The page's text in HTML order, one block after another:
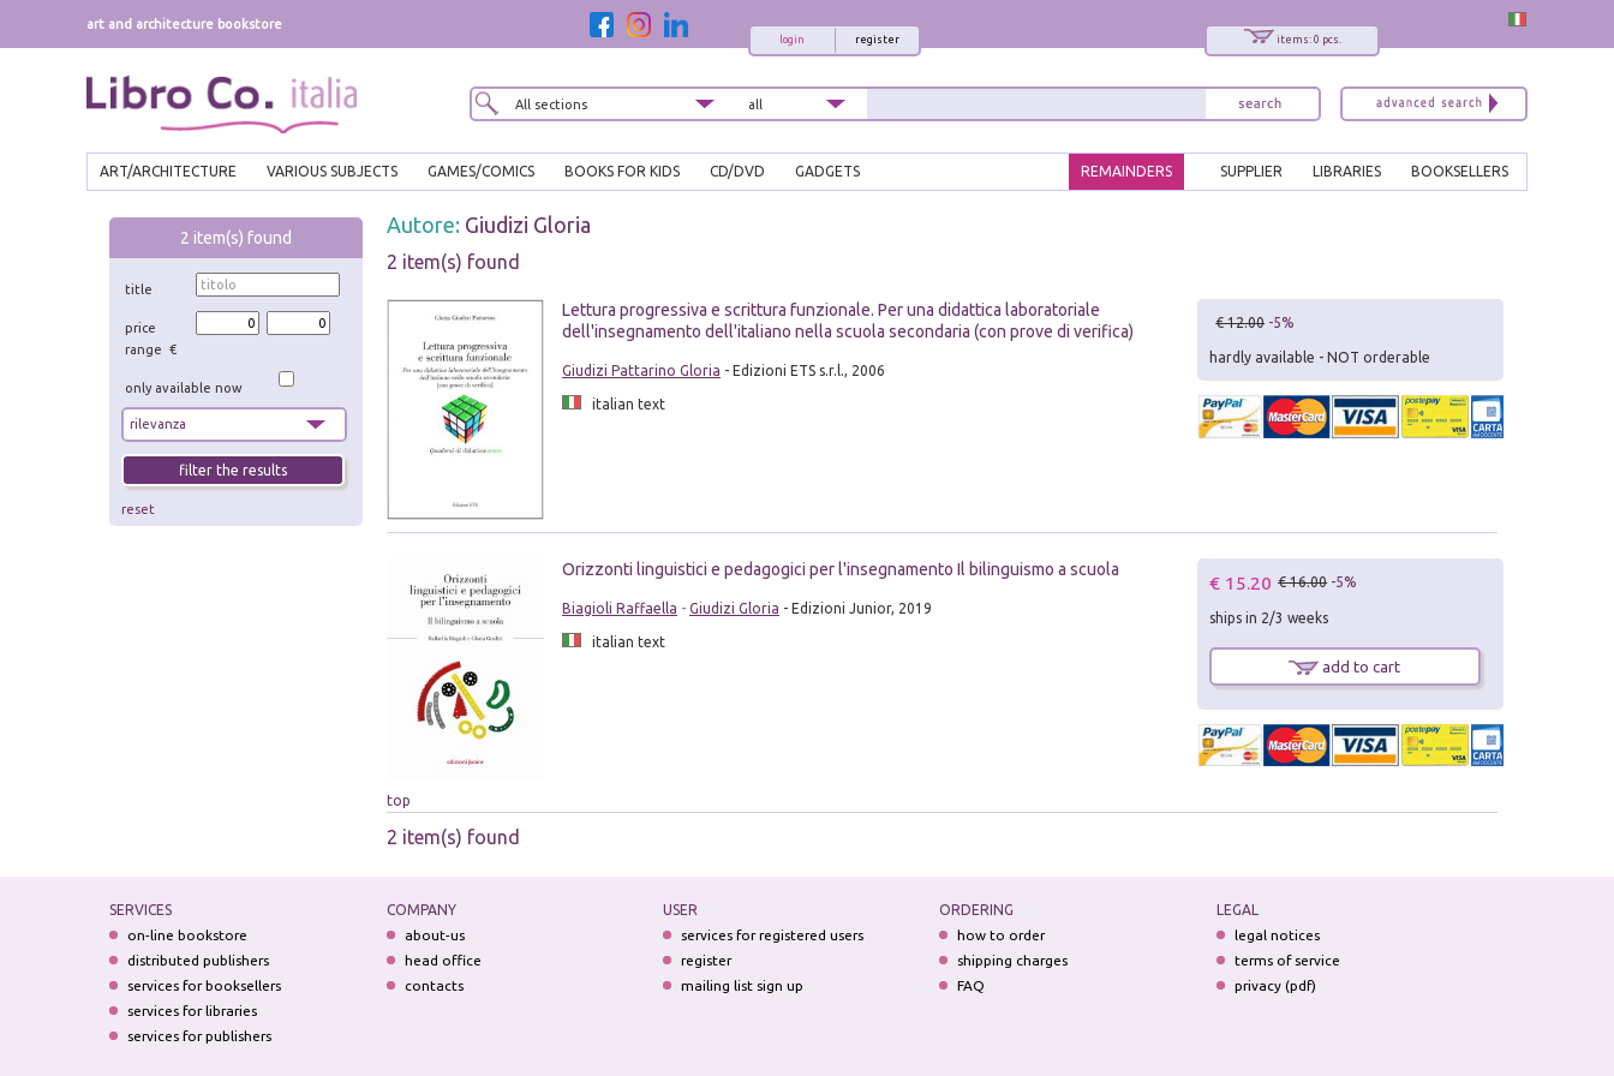
art and architecture bookstore
items: 0 pcs.
register
login
ART/ARCHITECTURE VARIOUS SUBJECTS GAMES/COMICS BOOKS FOR KIDS CD/DVD GADGETS BOOKSELLERS
LIBRARIES
SUPPLIER
REMAINDERS
2 item(s) found
title
price
range €
only available now
reset
Autore: Giudizi Gloria
2 item(s) found
Lettura progressiva e scrittura funzionale. Per una didattica laboratoriale
dell'insegnamento dell'italiano nella scuola secondaria (con prove di verifica)
Giudizi Pattarino Gloria - Edizioni ETS s.r.l., 2006
italian text
€ 12.00 -5%
hardly available - NOT orderable
Orizzonti linguistici e pedagogici per l'insegnamento Il bilinguismo a scuola
Biagioli Raffaella - Giudizi Gloria - Edizioni Junior, 2019
italian text
€ 15.20 € 16.00 -5%
ships in 2/3 weeks
add to cart
top
2 item(s) found
SERVICES
on-line bookstore
distributed publishers
services for booksellers
services for libraries
services for publishers
COMPANY
about-us
head office
contacts
USER
services for registered users
register
mailing list sign up
ORDERING
how to order
shipping charges
FAQ
LEGAL
legal notices
terms of service
privacy (pdf)